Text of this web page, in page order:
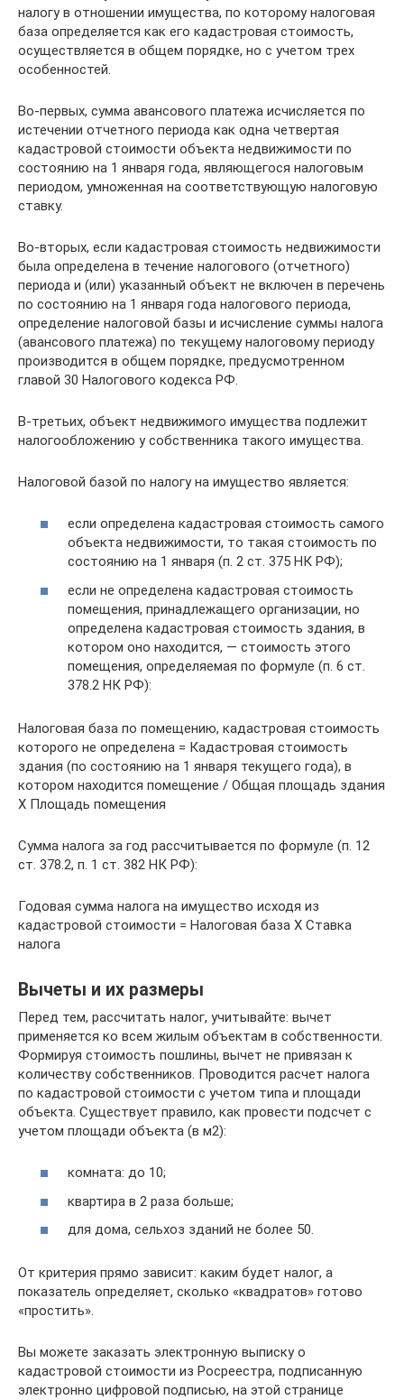
налогу в отношении имущества, по которому налоговая
база определяется как его кадастровая стоимость,
осуществляется в общем порядке, но с учетом трех
особенностей.
Во-первых, сумма авансового платежа исчисляется по
истечении отчетного периода как одна четвертая
кадастровой стоимости объекта недвижимости по
состоянию на 1 января года, являющегося налоговым
периодом, умноженная на соответствующую налоговую
ставку.
Во-вторых, если кадастровая стоимость недвижимости
была определена в течение налогового (отчетного)
периода и (или) указанный объект не включен в перечень
по состоянию на 1 января года налогового периода,
определение налоговой базы и исчисление суммы налога
(авансового платежа) по текущему налоговому периоду
производится в общем порядке, предусмотренном
главой 30 Налогового кодекса РФ.
В-третьих, объект недвижимого имущества подлежит
налогообложению у собственника такого имущества.
Налоговой базой по налогу на имущество является:
если определена кадастровая стоимость самого
объекта недвижимости, то такая стоимость по
состоянию на 1 января (п. 2 ст. 375 НК РФ);
если не определена кадастровая стоимость
помещения, принадлежащего организации, но
определена кадастровая стоимость здания, в
котором оно находится, — стоимость этого
помещения, определяемая по формуле (п. 6 ст.
378.2 НК РФ):
Налоговая база по помещению, кадастровая стоимость
которого не определена = Кадастровая стоимость
здания (по состоянию на 1 января текущего года), в
котором находится помещение / Общая площадь здания
Х Площадь помещения
Сумма налога за год рассчитывается по формуле (п. 12
ст. 378.2, п. 1 ст. 382 НК РФ):
Годовая сумма налога на имущество исходя из
кадастровой стоимости = Налоговая база Х Ставка
налога
Вычеты и их размеры
Перед тем, рассчитать налог, учитывайте: вычет
применяется ко всем жилым объектам в собственности.
Формируя стоимость пошлины, вычет не привязан к
количеству собственников. Проводится расчет налога
по кадастровой стоимости с учетом типа и площади
объекта. Существует правило, как провести подсчет с
учетом площади объекта (в м2):
комната: до 10;
квартира в 2 раза больше;
для дома, сельхоз зданий не более 50.
От критерия прямо зависит: каким будет налог, а
показатель определяет, сколько «квадратов» готово
«простить».
Вы можете заказать электронную выписку о
кадастровой стоимости из Росреестра, подписанную
электронно цифровой подписью, на этой странице